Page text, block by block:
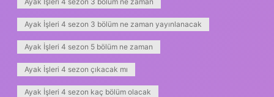
Ayak İşleri 4 sezon 3 bölüm ne zaman yayınlanacak
Ayak İşleri 4 sezon 5 bölüm ne zaman
Ayak İşleri 4 sezon çıkacak mı
Ayak İşleri 4 sezon kaç bölüm olacak